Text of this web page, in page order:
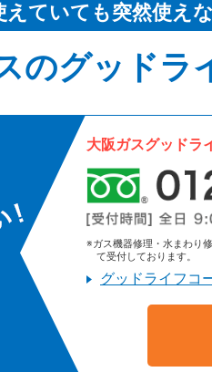
えていても突然使え
のグッドラ
大阪ガスグッドラ
※ガス機器修理・水まわり
て受付しております。
グッドライフコ